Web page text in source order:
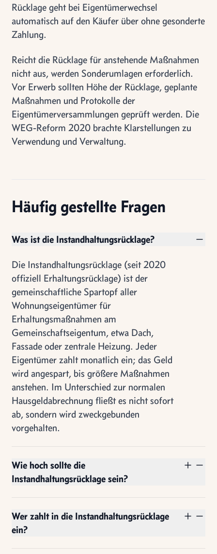
Rücklage geht bei Eigentümerwechsel
automatisch auf den Käufer über ohne gesonderte
Zahlung.
Reicht die Rücklage für anstehende Maßnahmen
nicht aus, werden Sonderumlagen erforderlich.
Vor Erwerb sollten Höhe der Rücklage, geplante
Maßnahmen und Protokolle der
Eigentümerversammlungen geprüft werden. Die
WEG-Reform 2020 brachte Klarstellungen zu
Verwendung und Verwaltung.
Häufig gestellte Fragen
Was ist die Instandhaltungsrücklage?
Die Instandhaltungsrücklage (seit 2020
offiziell Erhaltungsrücklage) ist der
gemeinschaftliche Spartopf aller
Wohnungseigentümer für
Erhaltungsmaßnahmen am
Gemeinschaftseigentum, etwa Dach,
Fassade oder zentrale Heizung. Jeder
Eigentümer zahlt monatlich ein; das Geld
wird angespart, bis größere Maßnahmen
anstehen. Im Unterschied zur normalen
Hausgeldabrechnung fließt es nicht sofort
ab, sondern wird zweckgebunden
vorgehalten.
Wie hoch sollte die
Instandhaltungsrücklage sein?
Wer zahlt in die Instandhaltungsrücklage
ein?